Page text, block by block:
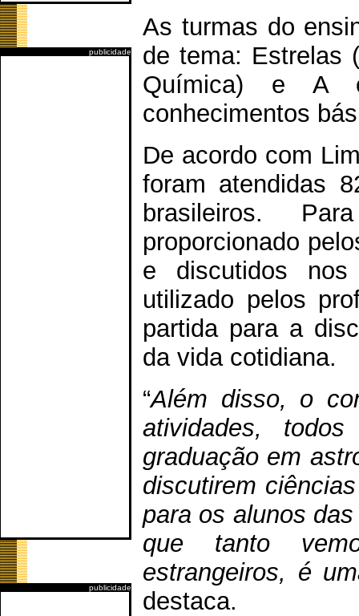
publicidade
publicidade
As turmas do
de tema: Estrelas
Química) e A
conhecimentos
De acordo com
foram atendidas
brasileiros.
proporcionado
e discutidos nos
utilizado pelos
partida para a
da vida cotidiana.
“Além disso, o
atividades,
graduação em
discutirem
para os alunos
que tanto
estrangeiros, é
destaca.